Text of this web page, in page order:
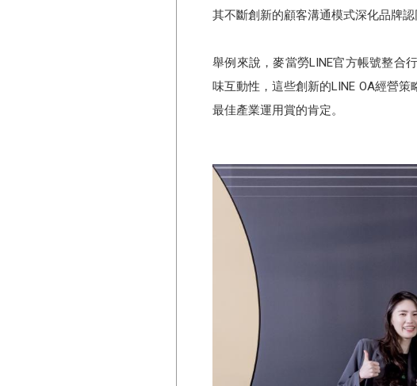
其不斷創新的顧客溝通模式深化品牌認
舉例來說，麥當勞LINE官方帳號整合
味互動性，這些創新的LINE OA經營策
最佳產業運用賞的肯定。